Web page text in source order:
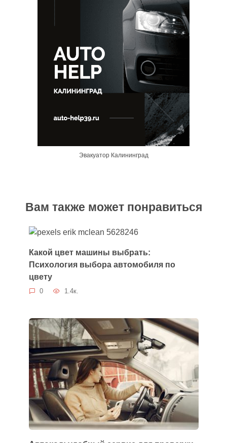
Эвакуатор Калининград
Вам также может понравиться
Какой цвет машины выбрать:
Психология выбора автомобиля по
цвету
0 1.4к.